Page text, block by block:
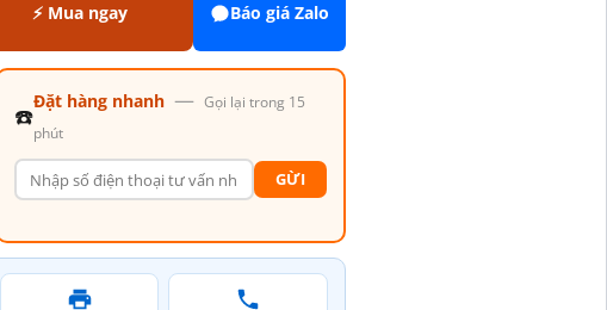
⚡ Mua ngay Báo giá Zalo
☎️
Đặt hàng nhanh — Gọi lại trong 15
phút
GỪI